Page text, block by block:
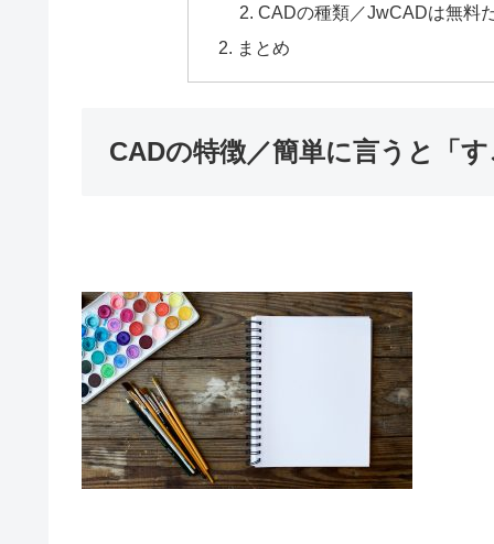
CADの種類／JwCADは無料
まとめ
CADの特徴／簡単に言うと「